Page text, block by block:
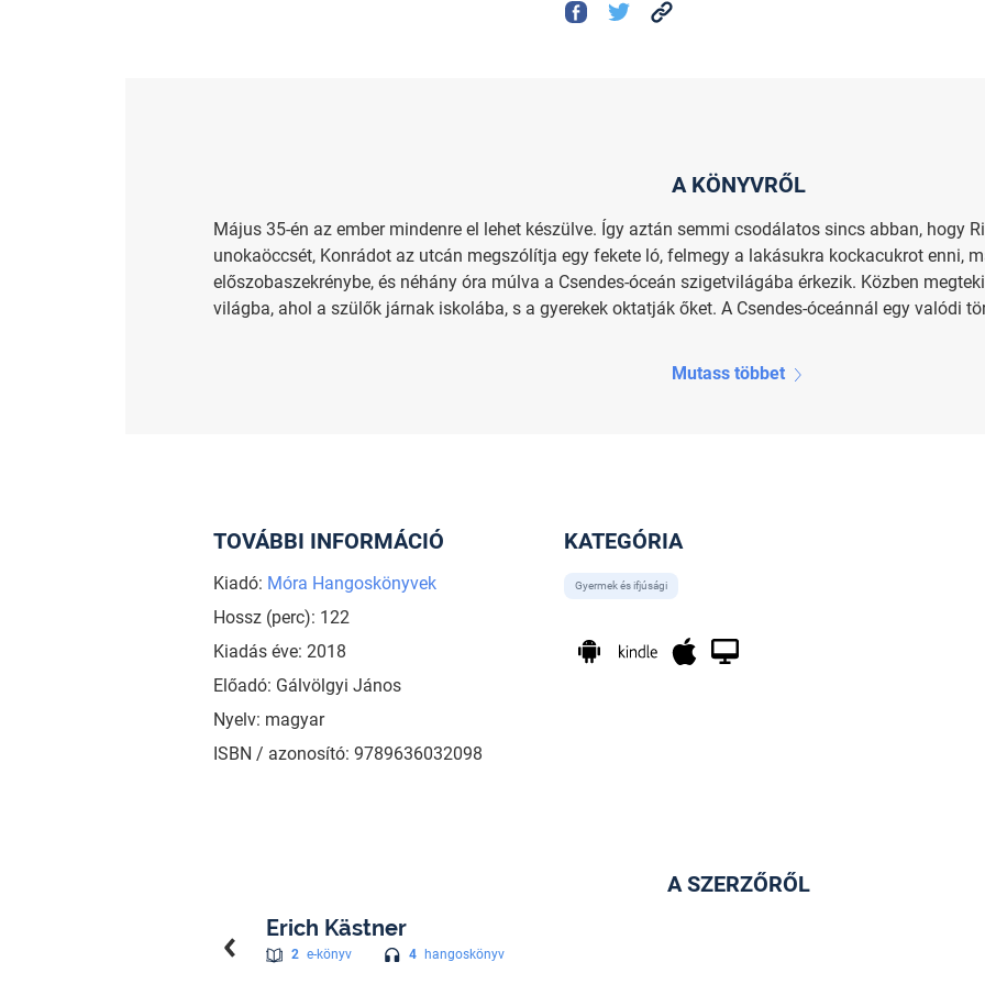
A KÖNYVRŐL
Május 35-én az ember mindenre el lehet készülve. Így aztán semmi csodálatos sincs abban, hogy
unokaöccsét, Konrádot az utcán megszólítja egy fekete ló, felmegy a lakásukra kockacukrot enni,
előszobaszekrénybe, és néhány óra múlva a Csendes-óceán szigetvilágába érkezik. Közben
világba, ahol a szülők járnak iskolába, s a gyerekek oktatják őket. A Csendes-óceánnál egy valódi
Mutass többet
TOVÁBBI INFORMÁCIÓ
Kiadó: Móra Hangoskönyvek
Hossz (perc): 122
Kiadás éve: 2018
Előadó: Gálvölgyi János
Nyelv: magyar
ISBN / azonosító: 9789636032098
KATEGÓRIA
Gyermek és ifjúsági
A SZERZŐRŐL
Erich Kästner
2 e-könyv 4 hangoskönyv